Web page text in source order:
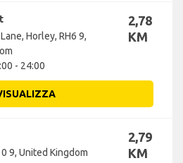
Horley, RH6 9,
- 24:00
2,78
KM
9, United Kingdom
2,79
KM